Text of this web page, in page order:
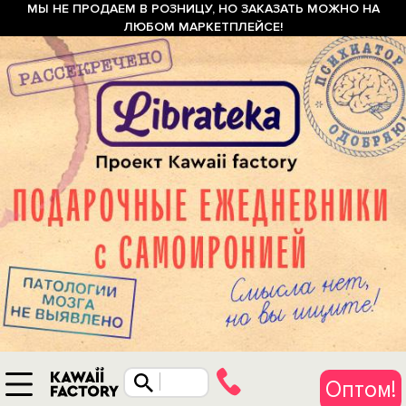
МЫ НЕ ПРОДАЕМ В РОЗНИЦУ, НО ЗАКАЗАТЬ МОЖНО НА
ЛЮБОМ МАРКЕТПЛЕЙСЕ!
Оптом!